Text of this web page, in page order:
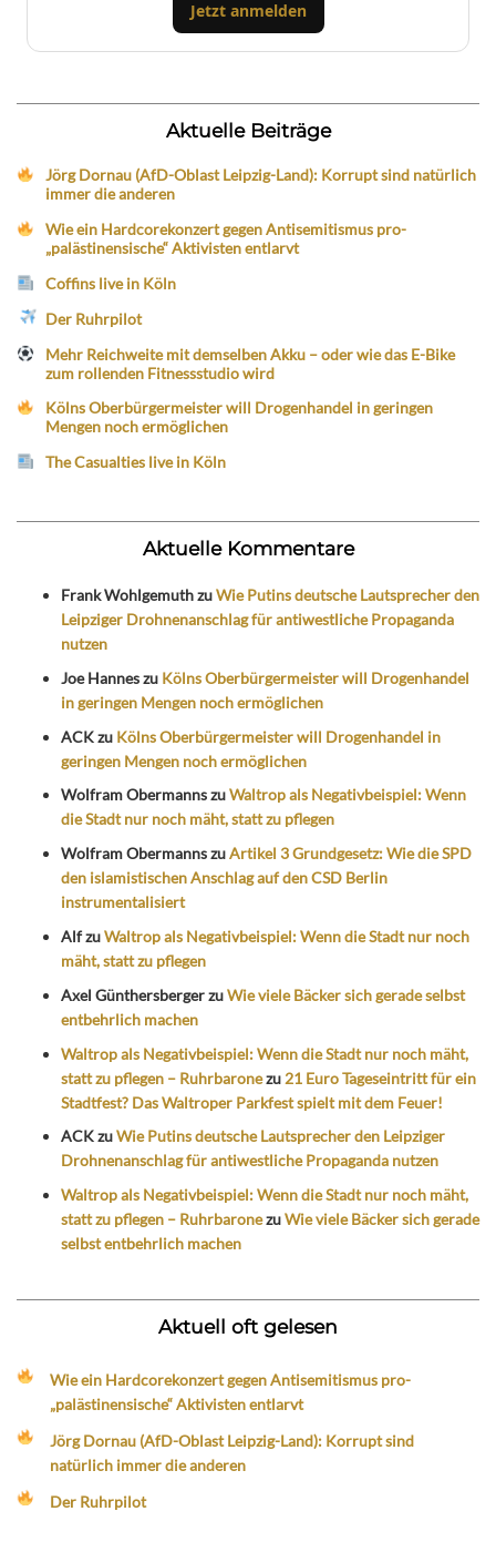
Jetzt anmelden
Aktuelle Beiträge
Jörg Dornau (AfD-Oblast Leipzig-Land): Korrupt sind natürlich
immer die anderen
Wie ein Hardcorekonzert gegen Antisemitismus pro-
„palästinensische“ Aktivisten entlarvt
Coffins live in Köln
Der Ruhrpilot
Mehr Reichweite mit demselben Akku – oder wie das E-Bike
zum rollenden Fitnessstudio wird
Kölns Oberbürgermeister will Drogenhandel in geringen
Mengen noch ermöglichen
The Casualties live in Köln
Aktuelle Kommentare
Frank WohlgemuthzuWie Putins deutsche Lautsprecher den
Leipziger Drohnenanschlag für antiwestliche Propaganda
nutzen
Joe Hanneszu Kölns Oberbürgermeister will Drogenhandel
in geringen Mengen noch ermöglichen
ACKzu Kölns Oberbürgermeister will Drogenhandel in
geringen Mengen noch ermöglichen
Wolfram ObermannszuWaltrop als Negativbeispiel: Wenn
die Stadt nur noch mäht, statt zu pflegen
Wolfram ObermannszuArtikel 3 Grundgesetz: Wie die SPD
den islamistischen Anschlag auf den CSD Berlin
instrumentalisiert
AlfzuWaltrop als Negativbeispiel: Wenn die Stadt nur noch
mäht, statt zu pflegen
Axel GünthersbergerzuWie viele Bäcker sich gerade selbst
entbehrlich machen
Waltrop als Negativbeispiel: Wenn die Stadt nur noch mäht,
statt zu pflegen – Ruhrbaronezu 21 Euro Tageseintritt für ein
Stadtfest? Das Waltroper Parkfest spielt mit dem Feuer!
ACKzuWie Putins deutsche Lautsprecher den Leipziger
Drohnenanschlag für antiwestliche Propaganda nutzen
Waltrop als Negativbeispiel: Wenn die Stadt nur noch mäht,
statt zu pflegen – RuhrbaronezuWie viele Bäcker sich gerade
selbst entbehrlich machen
Aktuell oft gelesen
Wie ein Hardcorekonzert gegen Antisemitismus pro-
„palästinensische“ Aktivisten entlarvt
Jörg Dornau (AfD-Oblast Leipzig-Land): Korrupt sind
natürlich immer die anderen
Der Ruhrpilot